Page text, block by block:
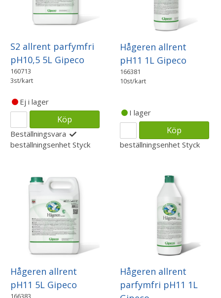
S2 allrent parfymfri
pH10,5 5L Gipeco
160713
3st/kart
Ej i lager
Köp
Beställningsvara
beställningsenhet Styck
Hågeren allrent
pH11 1L Gipeco
166381
10st/kart
I lager
Köp
beställningsenhet Styck
Hågeren allrent
pH11 5L Gipeco
166383
Hågeren allrent
parfymfri pH11 1L